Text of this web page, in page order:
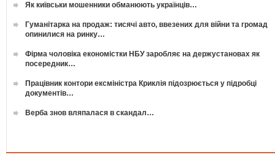
Як київськи мошенники обманюють українців…
Гуманітарка на продаж: тисячі авто, ввезених для війни та громад
опинилися на ринку…
Фірма чоловіка економістки НБУ заробляє на держустановах як
посередник…
Працівник контори ексміністра Криклія підозрюється у підробці
документів…
Верба знов вляпалася в скандал…